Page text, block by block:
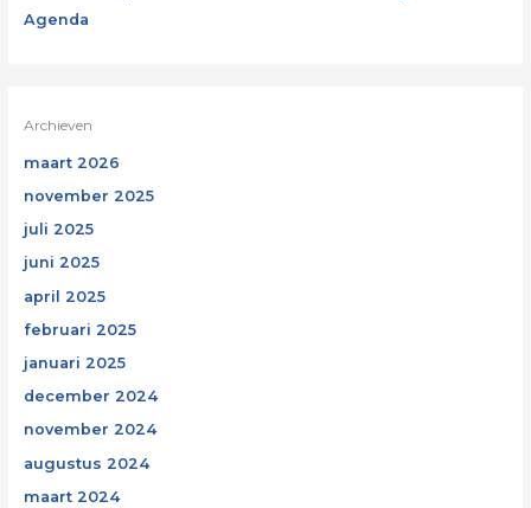
Agenda
Archieven
maart 2026
november 2025
juli 2025
juni 2025
april 2025
februari 2025
januari 2025
december 2024
november 2024
augustus 2024
maart 2024